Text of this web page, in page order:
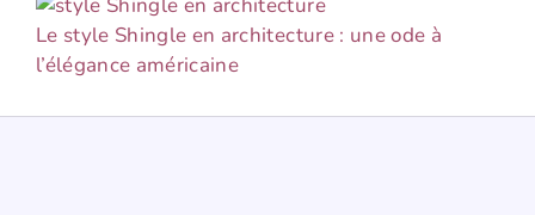
Le style Shingle en architecture : une ode à
l’élégance américaine